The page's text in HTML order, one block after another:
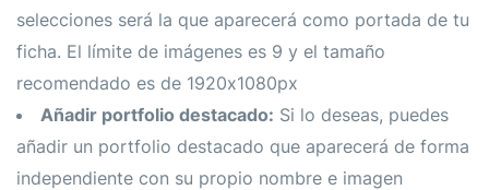
selecciones será la que aparecerá como portada de tu
ficha. El límite de imágenes es 9 y el tamaño
recomendado es de 1920x1080px
Añadir portfolio destacado: Si lo deseas, puedes
añadir un portfolio destacado que aparecerá de forma
independiente con su propio nombre e imagen